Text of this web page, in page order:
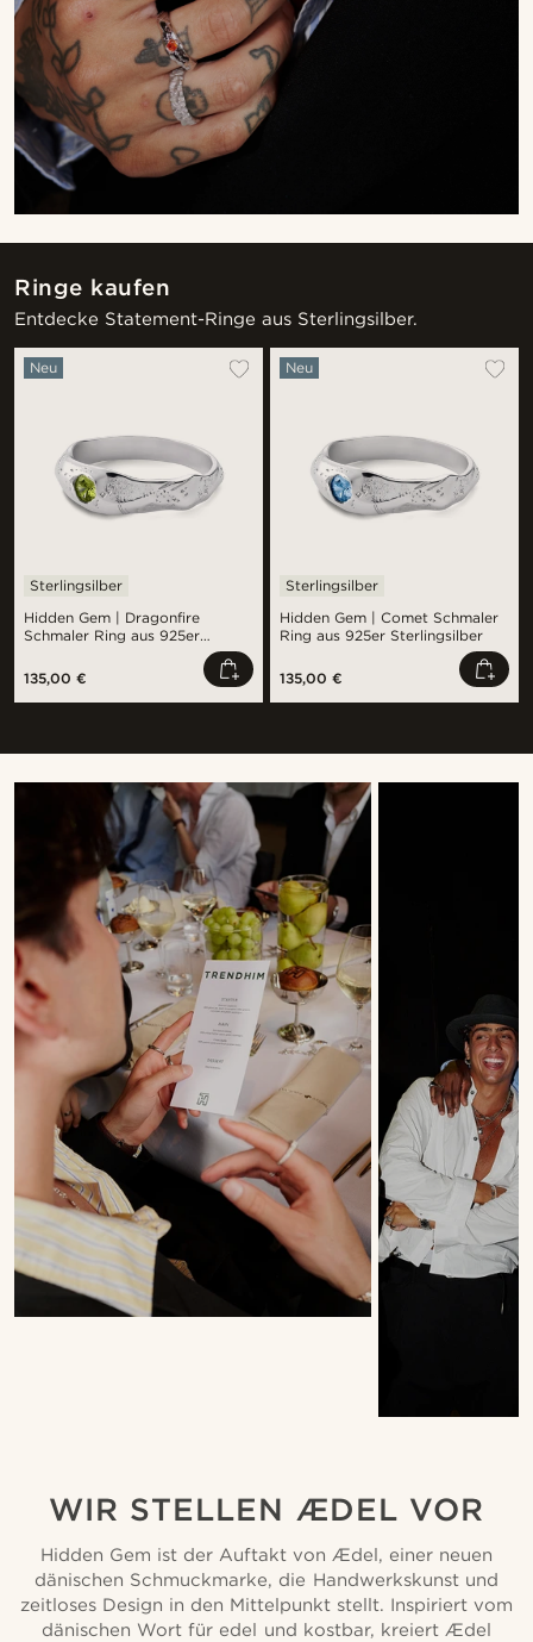
Ringe kaufen
Entdecke Statement-Ringe aus Sterlingsilber.
Hidden Gem | Dragonfire
Schmaler Ring aus 925er
Neu
Sterlingsilber
135,00 €
Hidden Gem | Comet Schmaler
Ring aus 925er Sterlingsilber
Neu
Sterlingsilber
135,00 €
WIR STELLEN ÆDEL VOR
Hidden Gem ist der Auftakt von Ædel, einer neuen
dänischen Schmuckmarke, die Handwerkskunst und
zeitloses Design in den Mittelpunkt stellt. Inspiriert vom
dänischen Wort für edel und kostbar, kreiert Ædel